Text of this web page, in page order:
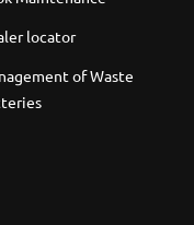
locator
of Waste